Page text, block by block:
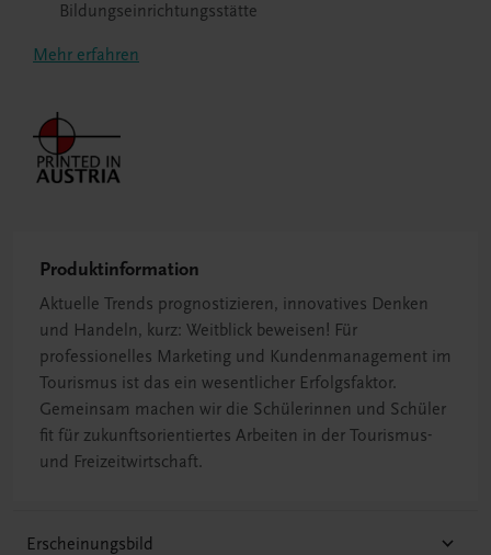
Bildungseinrichtungsstätte
Mehr erfahren
Produktinformation
Aktuelle Trends prognostizieren, innovatives Denken
und Handeln, kurz: Weitblick beweisen! Für
professionelles Marketing und Kundenmanagement im
Tourismus ist das ein wesentlicher Erfolgsfaktor.
Gemeinsam machen wir die Schülerinnen und Schüler
fit für zukunftsorientiertes Arbeiten in der Tourismus-
und Freizeitwirtschaft.
Erscheinungsbild